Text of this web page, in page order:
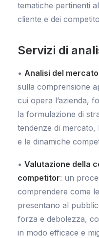
tematiche pertinenti
cliente e dei
Servizi di
• Analisi del
sulla comprensione
cui opera l’azienda,
la formulazione di
tendenze di mercato,
e le dinamiche
• Valutazione della
competitor: un
comprendere come
presentano al
forza e debolezza,
in modo efficace e